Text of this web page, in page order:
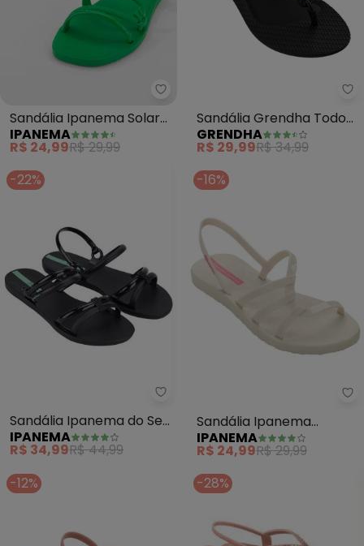
Ipanema - Sandália Ipanema
Sandália Ipanema Solar
(Verde)
IPANEMA
R$ 24,99R$ 29,99
Sandália Grendha Todo
Dia Delicada (Preto)
GRENDHA
R$ 29,99R$ 34,99
-22%
Ipanema - Sandália Ipanema
Sandália Ipanema do Seu
Jeito (Preto)
IPANEMA
R$ 34,99R$ 44,99
-16%
Sandália Ipanema
Diversa (Off White)
IPANEMA
R$ 24,99R$ 29,99
-12%
-28%